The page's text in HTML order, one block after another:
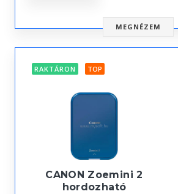
MEGNÉZEM
RAKTÁRON TOP
CANON Zoemini 2
hordozható